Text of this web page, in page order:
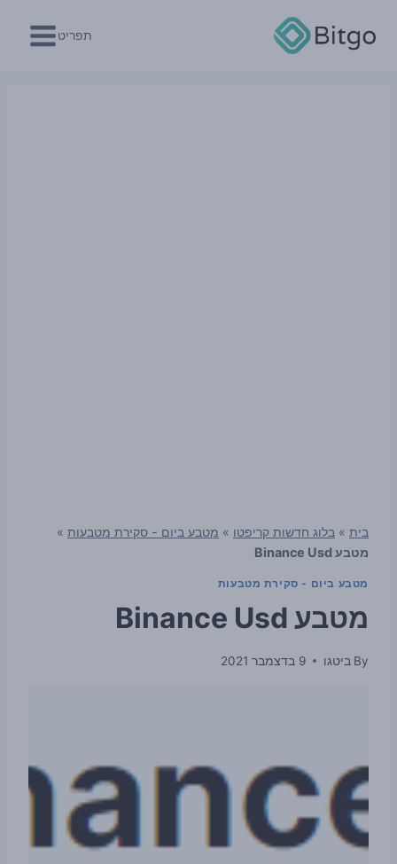
תפריט
בית » בלוג חדשות קריפטו » מטבע ביום - סקירת מטבעות »
מטבע Binance Usd
מטבע ביום - סקירת מטבעות
מטבע Binance Usd
By ביטגו 9 בדצמבר 2021